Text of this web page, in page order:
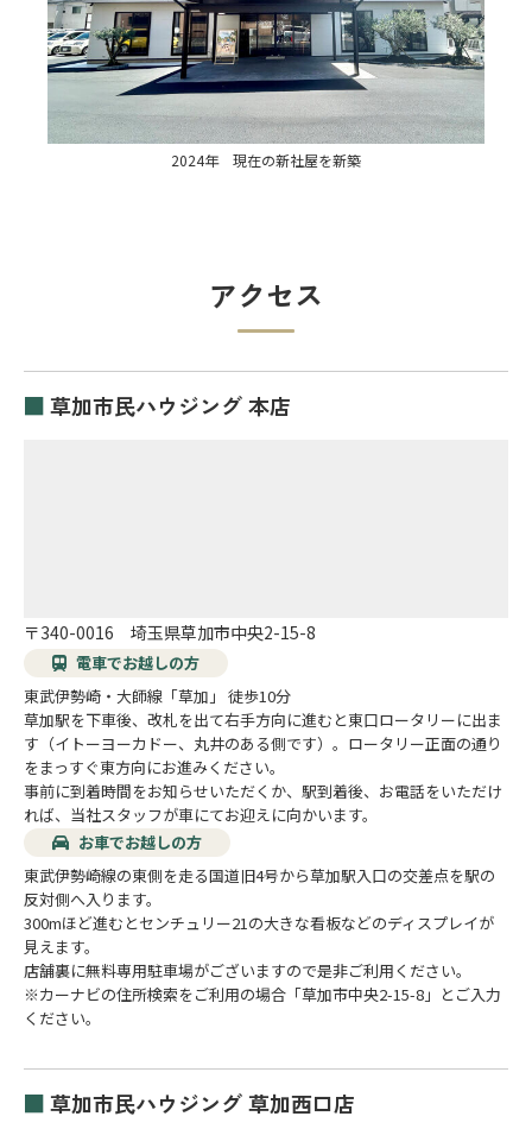
2024年 現在の新社屋を新築
アクセス
■草加市民ハウジング 本店
〒340-0016 埼玉県草加市中央2-15-8
電車でお越しの方
東武伊勢崎・大師線「草加」 徒歩10分
草加駅を下車後、改札を出て右手方向に進むと東口ロータリーに出ま
す（イトーヨーカドー、丸井のある側です）。ロータリー正面の通り
をまっすぐ東方向にお進みください。
事前に到着時間をお知らせいただくか、駅到着後、お電話をいただけ
れば、当社スタッフが車にてお迎えに向かいます。
お車でお越しの方
東武伊勢崎線の東側を走る国道旧4号から草加駅入口の交差点を駅の
反対側へ入ります。
300mほど進むとセンチュリー21の大きな看板などのディスプレイが
見えます。
店舗裏に無料専用駐車場がございますので是非ご利用ください。
※カーナビの住所検索をご利用の場合「草加市中央2-15-8」とご入力
ください。
■草加市民ハウジング 草加西口店